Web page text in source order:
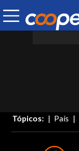
Tópicos: País